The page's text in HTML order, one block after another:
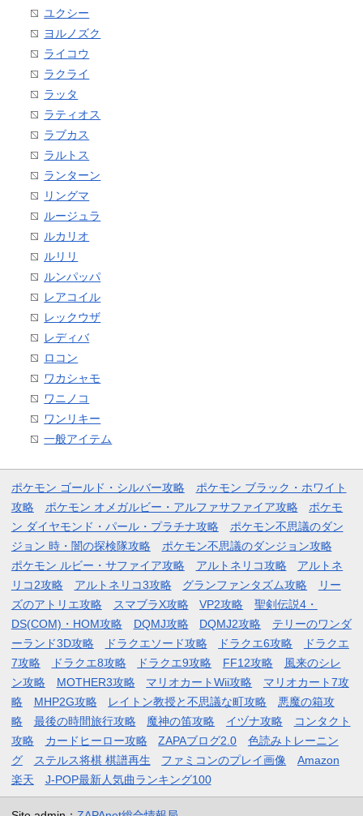
ユクシー
ヨルノズク
ライコウ
ラクライ
ラッタ
ラティオス
ラブカス
ラルトス
ランターン
リングマ
ルージュラ
ルカリオ
ルリリ
ルンパッパ
レアコイル
レックウザ
レディバ
ロコン
ワカシャモ
ワニノコ
ワンリキー
一般アイテム
ポケモン ゴールド・シルバー攻略
ポケモン ブラック・ホワイト
攻略
ポケモン オメガルビー・アルファサファイア攻略
ポケモ
ン ダイヤモンド・パール・プラチナ攻略
ポケモン不思議のダン
ジョン 時・闇の探検隊攻略
ポケモン不思議のダンジョン攻略
ポケモン ルビー・サファイア攻略
アルトネリコ攻略
アルトネ
リコ2攻略
アルトネリコ3攻略 グランファンタズム攻略
リー
ズのアトリエ攻略
スマブラX攻略 VP2攻略
聖剣伝説4・
DS(COM)・HOM攻略
DQMJ攻略 DQMJ2攻略
テリーのワンダ
ーランド3D攻略
ドラクエソード攻略 ドラクエ6攻略
ドラクエ
7攻略
ドラクエ8攻略 ドラクエ9攻略 FF12攻略
風来のシレ
ン攻略
MOTHER3攻略 マリオカートWii攻略
マリオカート7攻
略
MHP2G攻略 レイトン教授と不思議な町攻略
悪魔の箱攻
略
最後の時間旅行攻略 魔神の笛攻略 イヅナ攻略
コンタクト
攻略
カードヒーロー攻略 ZAPAブログ2.0
色読みトレーニン
グ
ステルス将棋 棋譜再生 ファミコンのプレイ画像
Amazon
楽天
J-POP最新人気曲ランキング100